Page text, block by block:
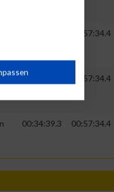
00:57:34.4
00:34:39.3 00:57:34.4
00:34:39.3 00:57:34.4